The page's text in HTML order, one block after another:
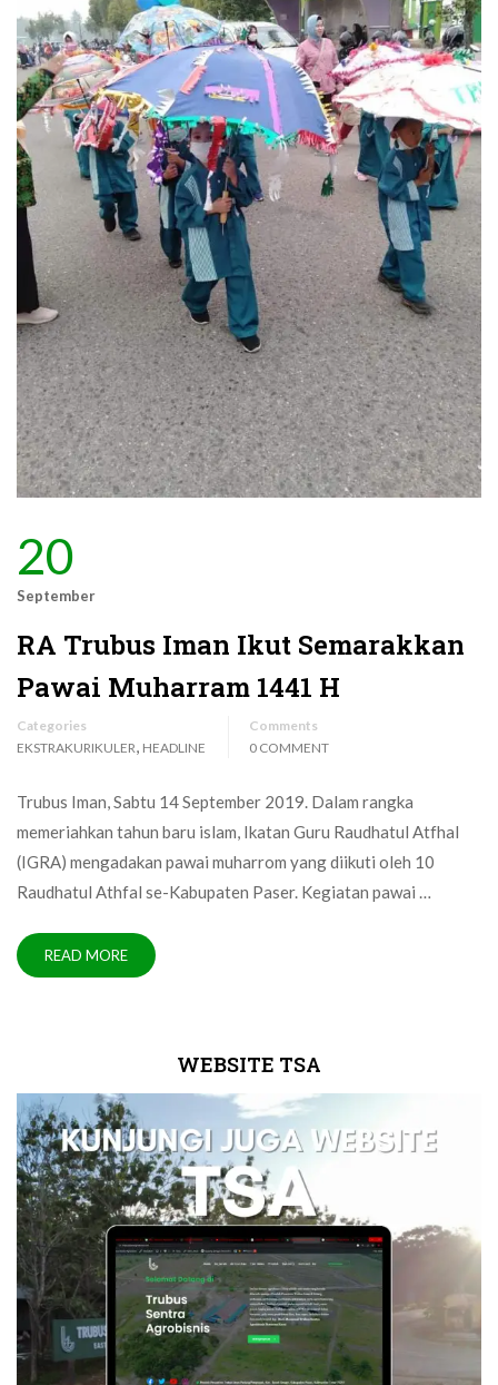
20
September
RA Trubus Iman Ikut Semarakkan
Pawai Muharram 1441 H
Categories
EKSTRAKURIKULER, HEADLINE
Comments
0 COMMENT
Trubus Iman, Sabtu 14 September 2019. Dalam rangka
memeriahkan tahun baru islam, Ikatan Guru Raudhatul Atfhal
(IGRA) mengadakan pawai muharrom yang diikuti oleh 10
Raudhatul Athfal se-Kabupaten Paser. Kegiatan pawai …
READ MORE
WEBSITE TSA